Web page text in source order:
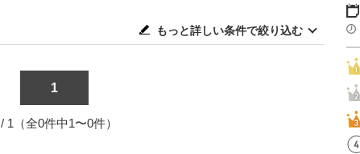
もっと詳しい条件で絞り込む
1
/ 1（全0件中1〜0件）